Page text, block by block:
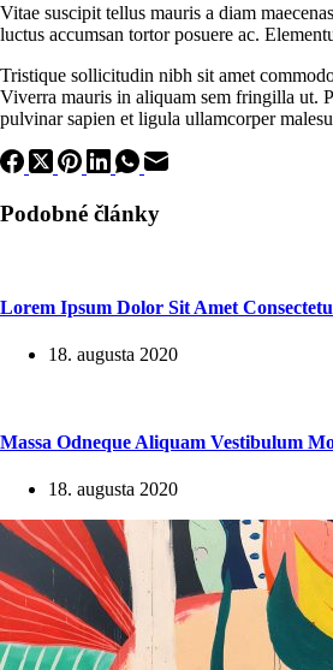
Vitae suscipit tellus mauris a diam
luctus accumsan tortor posuere ac.
Tristique sollicitudin nibh sit amet
Viverra mauris in aliquam sem fringilla ut.
pulvinar sapien et ligula ullamcorper
Podobné články
Lorem Ipsum Dolor Sit Amet
18. augusta 2020
Massa Odneque Aliquam Vestibulum
18. augusta 2020